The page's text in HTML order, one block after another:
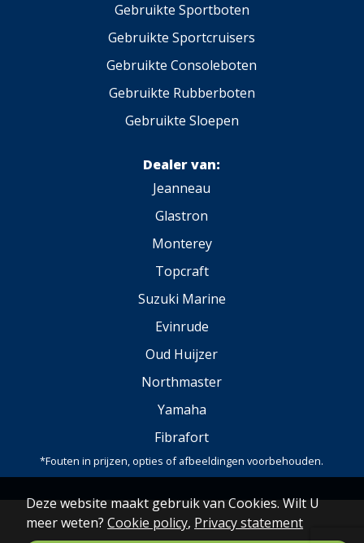
Deze website maakt gebruik van Cookies. Wilt U
meer weten?Cookie policy, Privacy statement
Gebruikte Sportboten
Gebruikte Sportcruisers
Gebruikte Consoleboten
Gebruikte Rubberboten
Gebruikte Sloepen
Dealer van:
Jeanneau
Glastron
Monterey
Topcraft
Suzuki Marine
Evinrude
Oud Huijzer
Northmaster
Yamaha
Fibrafort
*Fouten in prijzen, opties of afbeeldingen voorbehouden.